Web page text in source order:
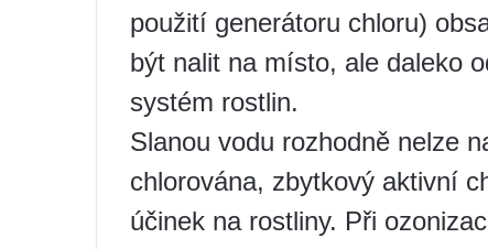
použití generátoru chloru)
být nalit na místo, ale daleko
systém rostlin.
Slanou vodu rozhodně nelze
chlorována, zbytkový aktivní
účinek na rostliny. Při